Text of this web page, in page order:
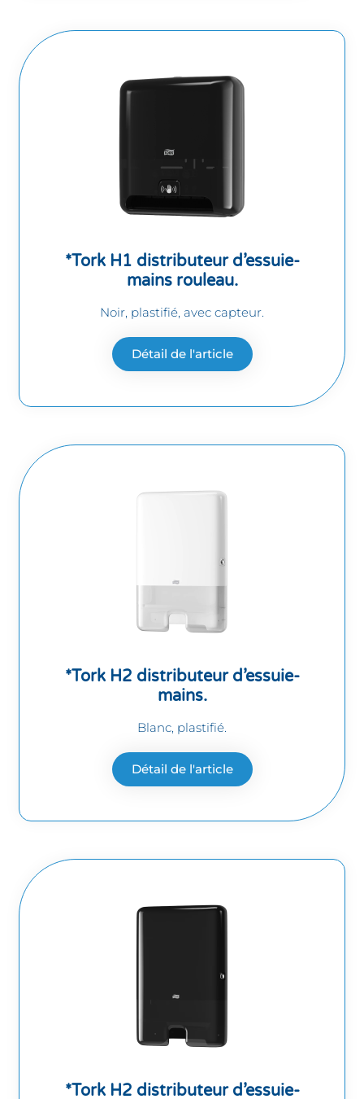
*Tork H1 distributeur d’essuie-
mains rouleau.
Noir, plastifié, avec capteur.
Détail de l'article
*Tork H2 distributeur d’essuie-
mains.
Blanc, plastifié.
Détail de l'article
*Tork H2 distributeur d’essuie-